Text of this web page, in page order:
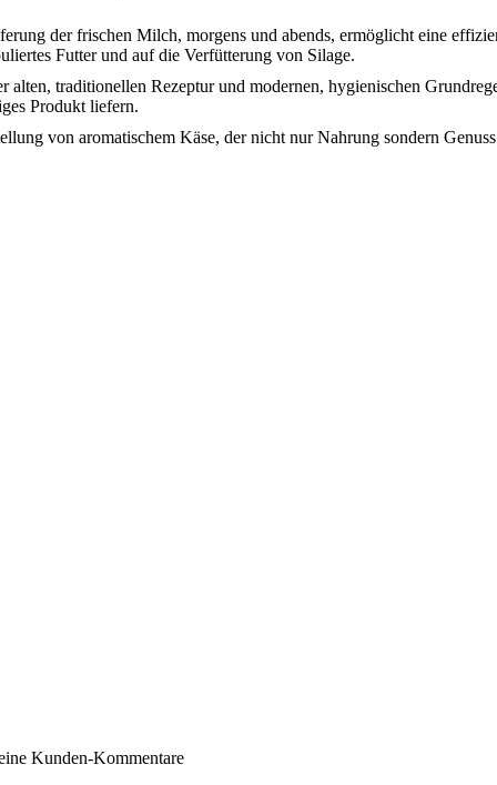
der frischen Milch, morgens und abends, ermöglicht eine
Futter und auf die Verfütterung von Silage.
alten, traditionellen Rezeptur und modernen, hygienischen
Produkt liefern.
von aromatischem Käse, der nicht nur Nahrung sondern
Kunden-Kommentare